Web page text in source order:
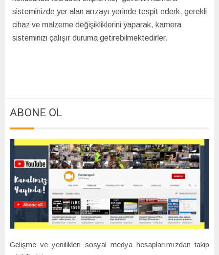
sisteminizde yer alan arızayı yerinde tespit ederk, gerekli
cihaz ve malzeme değişikliklerini yaparak, kamera
sisteminizi çalışır duruma getirebilmektedirler.
ABONE OL
Gelişme ve yenilikleri sosyal medya hesaplarımızdan takip